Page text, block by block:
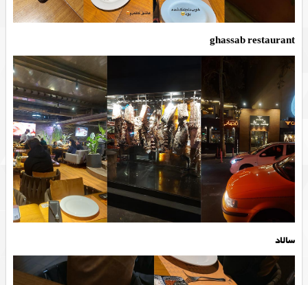
ghassab restaurant
سالاد